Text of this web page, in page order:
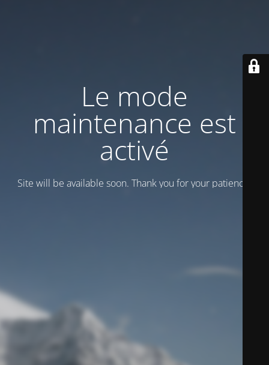
Le mode
maintenance est
activé
Site will be available soon. Thank you for your patience!